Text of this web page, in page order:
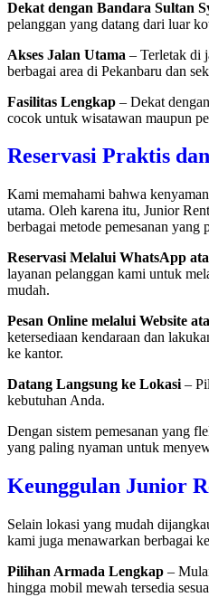
Dekat dengan Bandara Sultan
pelanggan yang datang dari luar
Akses Jalan Utama – Terletak di
berbagai area di Pekanbaru dan
Fasilitas Lengkap – Dekat
cocok untuk wisatawan maupun
Reservasi Praktis
Kami memahami bahwa
utama. Oleh karena itu, Junior
berbagai metode pemesanan yang
Reservasi Melalui WhatsApp
layanan pelanggan kami untuk
mudah.
Pesan Online melalui Website
ketersediaan kendaraan dan
ke kantor.
Datang Langsung ke Lokasi –
kebutuhan Anda.
Dengan sistem pemesanan yang
yang paling nyaman untuk
Keunggulan Junior
Selain lokasi yang mudah
kami juga menawarkan berbagai
Pilihan Armada Lengkap –
hingga mobil mewah tersedia